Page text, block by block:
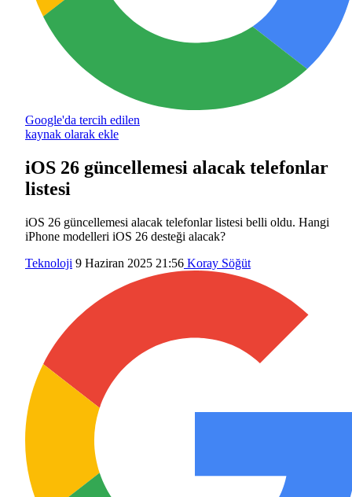
Google'da tercih edilen
kaynak olarak ekle
iOS 26 güncellemesi alacak telefonlar
listesi
iOS 26 güncellemesi alacak telefonlar listesi belli oldu. Hangi
iPhone modelleri iOS 26 desteği alacak?
Teknoloji 9 Haziran 2025 21:56 Koray Söğüt